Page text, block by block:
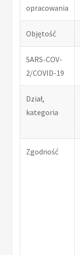
opracowania
Objętość
SARS-COV-
2/COVID-19
Dział,
kategoria
Zgodność